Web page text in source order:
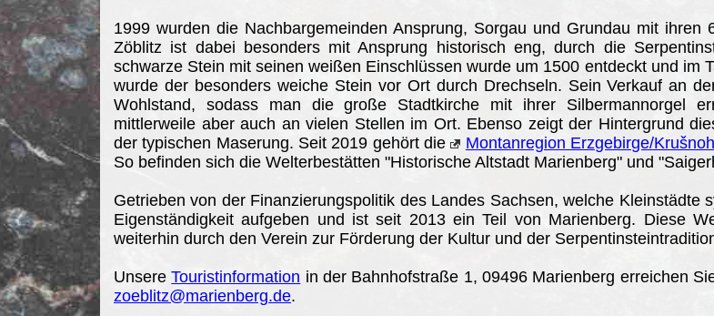
1999 wurden die Nachbargemeinden Ansprung, Sorgau und Grundau mit
Zöblitz ist dabei besonders mit Ansprung historisch eng, durch die
schwarze Stein mit seinen weißen Einschlüssen wurde um 1500 entdeckt und im
wurde der besonders weiche Stein vor Ort durch Drechseln. Sein Verkauf an
Wohlstand, sodass man die große Stadtkirche mit ihrer Silbermannorgel
mittlerweile aber auch an vielen Stellen im Ort. Ebenso zeigt der Hintergrund
der typischen Maserung. Seit 2019 gehört die
Montanregion Erzgebirge/
So befinden sich die Welterbestätten "Historische Altstadt Marienberg" und
Getrieben von der Finanzierungspolitik des Landes Sachsen, welche Kleinstädte
Eigenständigkeit aufgeben und ist seit 2013 ein Teil von Marienberg. Diese
weiterhin durch den Verein zur Förderung der Kultur und der
UnsereTouristinformation in der Bahnhofstraße 1, 09496 Marienberg erreichen
zoeblitz@marienberg.de.